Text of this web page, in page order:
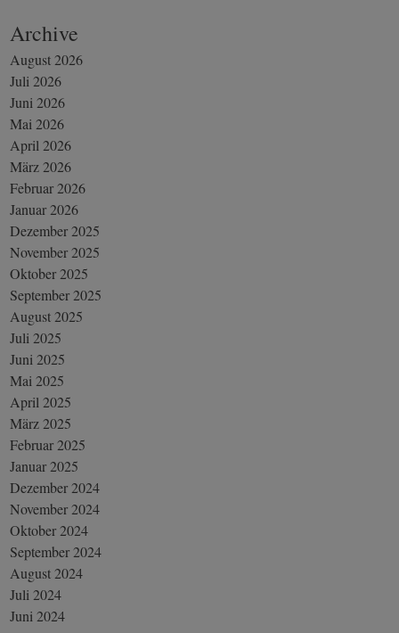
Archive
August 2026
Juli 2026
Juni 2026
Mai 2026
April 2026
März 2026
Februar 2026
Januar 2026
Dezember 2025
November 2025
Oktober 2025
September 2025
August 2025
Juli 2025
Juni 2025
Mai 2025
April 2025
März 2025
Februar 2025
Januar 2025
Dezember 2024
November 2024
Oktober 2024
September 2024
August 2024
Juli 2024
Juni 2024